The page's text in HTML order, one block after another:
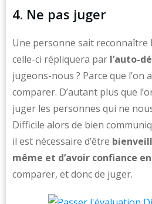
4. Ne pas juger
Une personne sait reconnaître
celle-ci répliquera par l’auto-
jugeons-nous ? Parce que l’on
comparer. D’autant plus que
juger les personnes qui ne
Difficile alors de bien
il est nécessaire d’être
même et d’avoir confiance
comparer, et donc de juger.